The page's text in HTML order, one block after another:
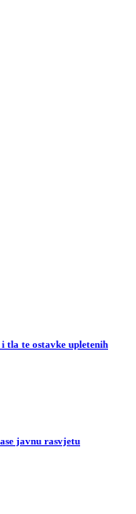
tla te ostavke upletenih
javnu rasvjetu